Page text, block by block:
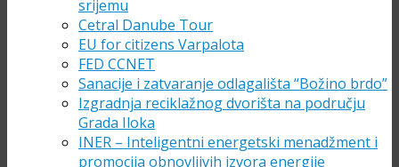
srijemu
Cetral Danube Tour
EU for citizens Varpalota
FED CCNET
Sanacije i zatvaranje odlagališta “Božino brdo”
Izgradnja reciklažnog dvorišta na području
Grada Iloka
INER – Inteligentni energetski menadžment i
promocija obnovljivih izvora energije